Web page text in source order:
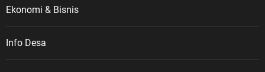
Ekonomi & Bisnis
Info Desa